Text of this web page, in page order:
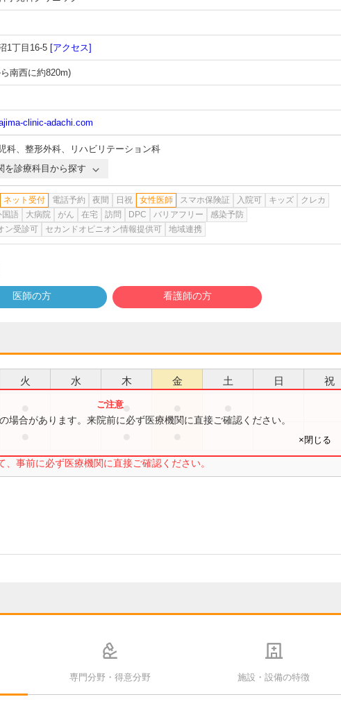
1丁目16-5 [アクセス]
南西に約820m)
clinic-adachi.com
科、 整形外科、
リハビリテーション科
を診療科目から探す
ネット受付 電話予約 夜間 日祝 女性医師 スマホ保険証 入院可 キッズ
クレカ
国語 大病院 がん 在宅 訪問 DPC バリアフリー
感染予防
ン受診可
セカンドオピニオン情報提供可 地域連携
医師の方 看護師の方
火 水 木 金 土 日 祝
●
事前に必ず医療機関に直接ご確認ください。
場合があります。来院前に必ず医療機関に直接ご確認ください。
×閉じる
専門分野・得意分野 施設・設備の特徴